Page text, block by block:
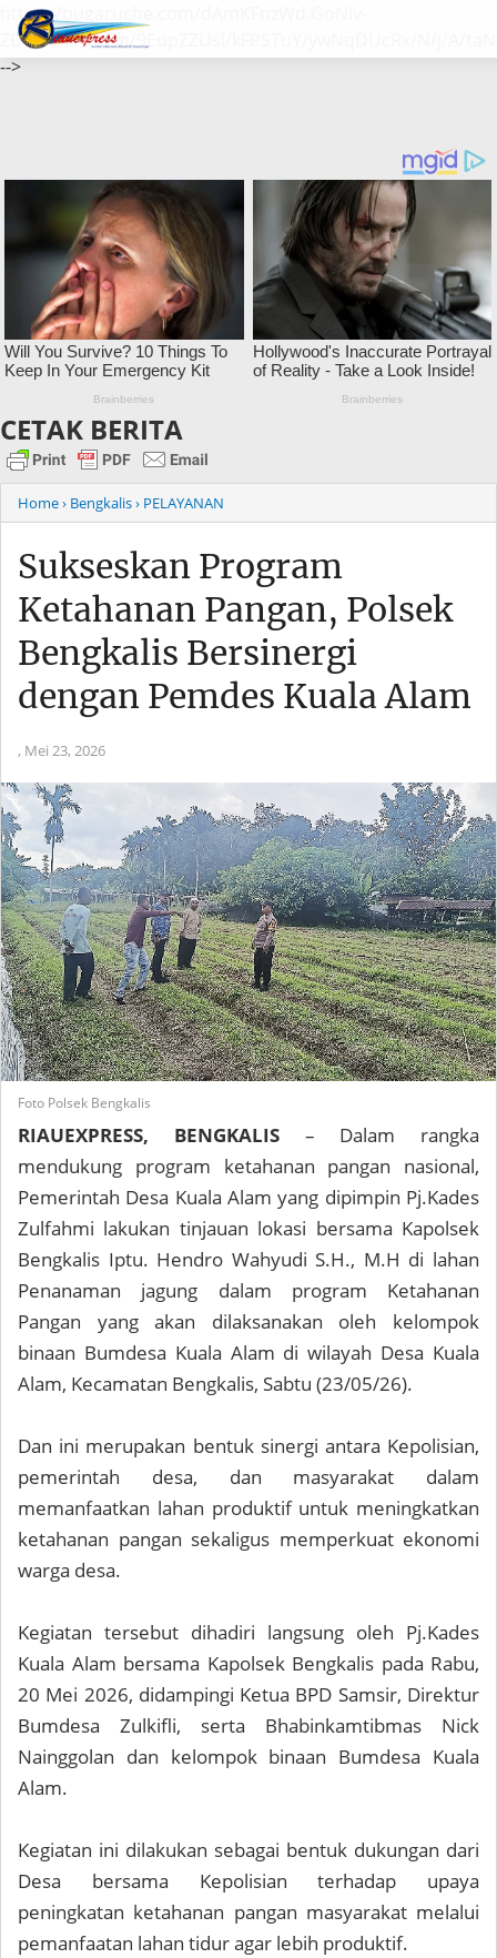
https://bugaruche.com/dAmKFnzWd.GoNiv-
ZDGvUM/DeFm/9EupZZUsl/kFPSTuY/ywNqDUcRx/N/j/A/
-->
CETAK BERITA
Home› Bengkalis› PELAYANAN
Sukseskan Program
Ketahanan Pangan, Polsek
Bengkalis Bersinergi
dengan Pemdes Kuala Alam
, Mei 23, 2026
Foto Polsek Bengkalis
RIAUEXPRESS, BENGKALIS– Dalam rangka
mendukung program ketahanan pangan nasional,
Pemerintah Desa Kuala Alam yang dipimpin Pj.Kades
Zulfahmi lakukan tinjauan lokasi bersama Kapolsek
Bengkalis Iptu. Hendro Wahyudi S.H., M.H di lahan
Penanaman jagung dalam program Ketahanan
Pangan yang akan dilaksanakan oleh kelompok
binaan Bumdesa Kuala Alam di wilayah Desa Kuala
Alam, Kecamatan Bengkalis, Sabtu (23/05/26).
Dan ini merupakan bentuk sinergi antara Kepolisian,
pemerintah desa, dan masyarakat dalam
memanfaatkan lahan produktif untuk meningkatkan
ketahanan pangan sekaligus memperkuat ekonomi
warga desa.
Kegiatan tersebut dihadiri langsung oleh Pj.Kades
Kuala Alam bersama Kapolsek Bengkalis pada Rabu,
20 Mei 2026, didampingi Ketua BPD Samsir, Direktur
Bumdesa Zulkifli, serta Bhabinkamtibmas Nick
Nainggolan dan kelompok binaan Bumdesa Kuala
Alam.
Kegiatan ini dilakukan sebagai bentuk dukungan dari
Desa bersama Kepolisian terhadap upaya
peningkatan ketahanan pangan masyarakat melalui
pemanfaatan lahan tidur agar lebih produktif.